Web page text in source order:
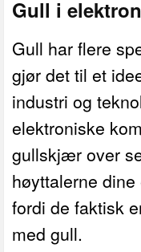
Gull i
Gull har flere
gjør det til et
industri og
elektroniske
gullskjær over
høyttalerne
fordi de faktisk
med gull.